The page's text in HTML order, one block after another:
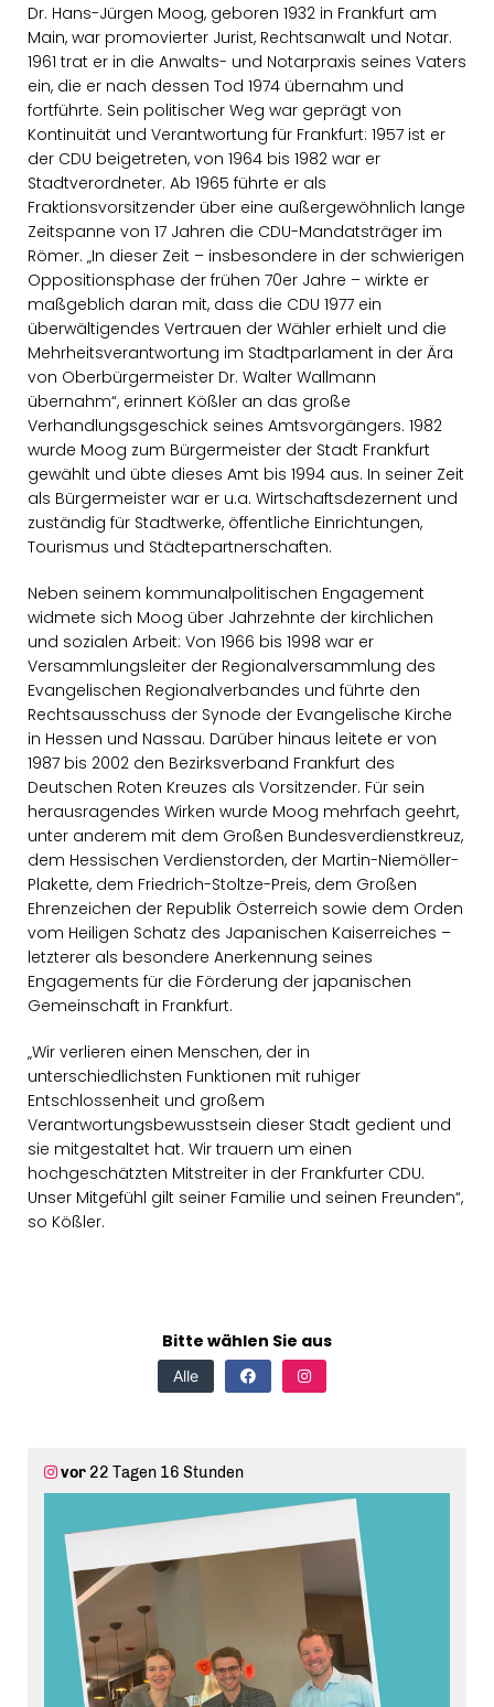
Dr. Hans-Jürgen Moog, geboren 1932 in Frankfurt am
Main, war promovierter Jurist, Rechtsanwalt und Notar.
1961 trat er in die Anwalts- und Notarpraxis seines Vaters
ein, die er nach dessen Tod 1974 übernahm und
fortführte. Sein politischer Weg war geprägt von
Kontinuität und Verantwortung für Frankfurt: 1957 ist er
der CDU beigetreten, von 1964 bis 1982 war er
Stadtverordneter. Ab 1965 führte er als
Fraktionsvorsitzender über eine außergewöhnlich lange
Zeitspanne von 17 Jahren die CDU-Mandatsträger im
Römer. „In dieser Zeit – insbesondere in der schwierigen
Oppositionsphase der frühen 70er Jahre – wirkte er
maßgeblich daran mit, dass die CDU 1977 ein
überwältigendes Vertrauen der Wähler erhielt und die
Mehrheitsverantwortung im Stadtparlament in der Ära
von Oberbürgermeister Dr. Walter Wallmann
übernahm“, erinnert Kößler an das große
Verhandlungsgeschick seines Amtsvorgängers. 1982
wurde Moog zum Bürgermeister der Stadt Frankfurt
gewählt und übte dieses Amt bis 1994 aus. In seiner Zeit
als Bürgermeister war er u.a. Wirtschaftsdezernent und
zuständig für Stadtwerke, öffentliche Einrichtungen,
Tourismus und Städtepartnerschaften.
Neben seinem kommunalpolitischen Engagement
widmete sich Moog über Jahrzehnte der kirchlichen
und sozialen Arbeit: Von 1966 bis 1998 war er
Versammlungsleiter der Regionalversammlung des
Evangelischen Regionalverbandes und führte den
Rechtsausschuss der Synode der Evangelische Kirche
in Hessen und Nassau. Darüber hinaus leitete er von
1987 bis 2002 den Bezirksverband Frankfurt des
Deutschen Roten Kreuzes als Vorsitzender. Für sein
herausragendes Wirken wurde Moog mehrfach geehrt,
unter anderem mit dem Großen Bundesverdienstkreuz,
dem Hessischen Verdienstorden, der Martin-Niemöller-
Plakette, dem Friedrich-Stoltze-Preis, dem Großen
Ehrenzeichen der Republik Österreich sowie dem Orden
vom Heiligen Schatz des Japanischen Kaiserreiches –
letzterer als besondere Anerkennung seines
Engagements für die Förderung der japanischen
Gemeinschaft in Frankfurt.
Wir verlieren einen Menschen, der in
unterschiedlichsten Funktionen mit ruhiger
Entschlossenheit und großem
Verantwortungsbewusstsein dieser Stadt gedient und
sie mitgestaltet hat. Wir trauern um einen
hochgeschätzten Mitstreiter in der Frankfurter CDU.
Unser Mitgefühl gilt seiner Familie und seinen Freunden“,
so Kößler.
Bitte wählen Sie aus
Alle
vor 22 Tagen 16 Stunden